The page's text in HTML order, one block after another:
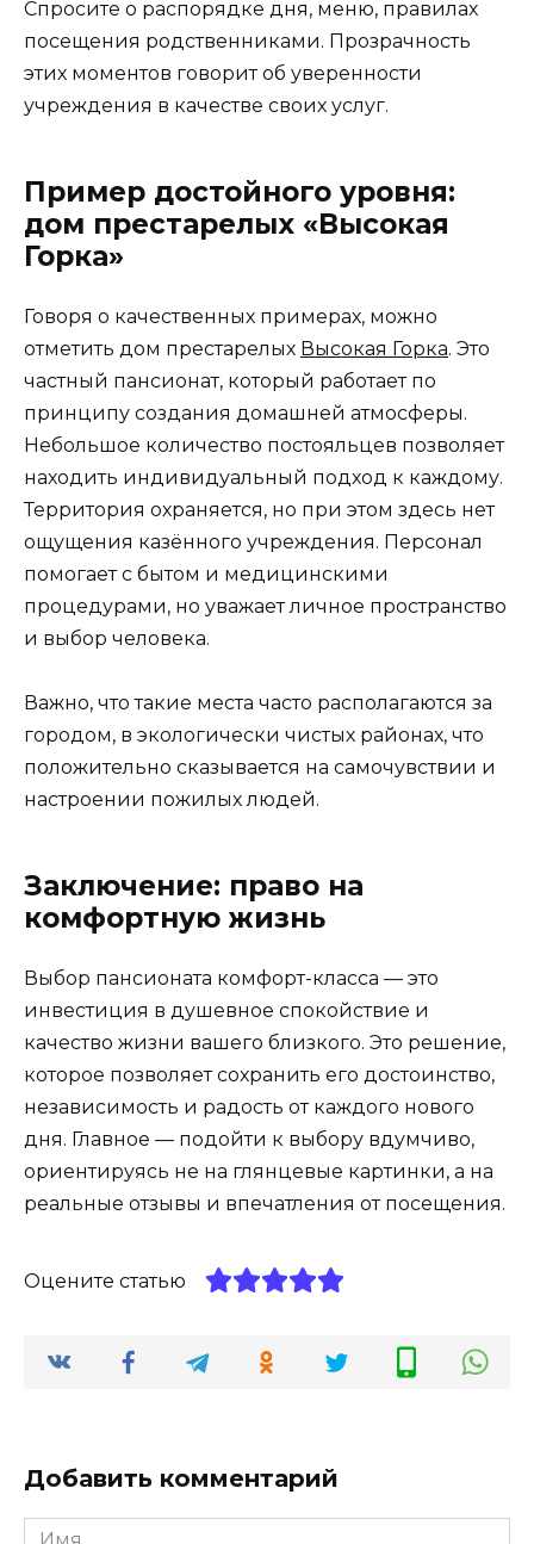
Спросите о распорядке дня, меню, правилах
посещения родственниками. Прозрачность
этих моментов говорит об уверенности
учреждения в качестве своих услуг.
Пример достойного уровня:
дом престарелых «Высокая
Горка»
Говоря о качественных примерах, можно
отметить дом престарелых Высокая Горка. Это
частный пансионат, который работает по
принципу создания домашней атмосферы.
Небольшое количество постояльцев позволяет
находить индивидуальный подход к каждому.
Территория охраняется, но при этом здесь нет
ощущения казённого учреждения. Персонал
помогает с бытом и медицинскими
процедурами, но уважает личное пространство
и выбор человека.
Важно, что такие места часто располагаются за
городом, в экологически чистых районах, что
положительно сказывается на самочувствии и
настроении пожилых людей.
Заключение: право на
комфортную жизнь
Выбор пансионата комфорт-класса — это
инвестиция в душевное спокойствие и
качество жизни вашего близкого. Это решение,
которое позволяет сохранить его достоинство,
независимость и радость от каждого нового
дня. Главное — подойти к выбору вдумчиво,
ориентируясь не на глянцевые картинки, а на
реальные отзывы и впечатления от посещения.
Оцените статью
Добавить комментарий
Имя